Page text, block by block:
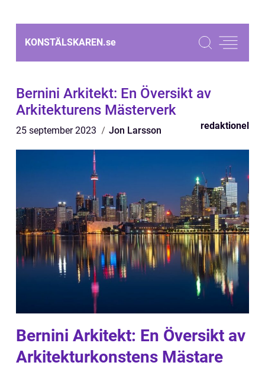
KONSTÄLSKAREN.se
Bernini Arkitekt: En Översikt av
Arkitekturens Mästerverk
25 september 2023 Jon Larsson redaktionel
Bernini Arkitekt: En Översikt av
Arkitekturkonstens Mästare